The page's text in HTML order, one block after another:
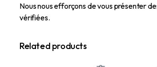
Nous nous efforçons de vous présenter
vérifiées.
Related products